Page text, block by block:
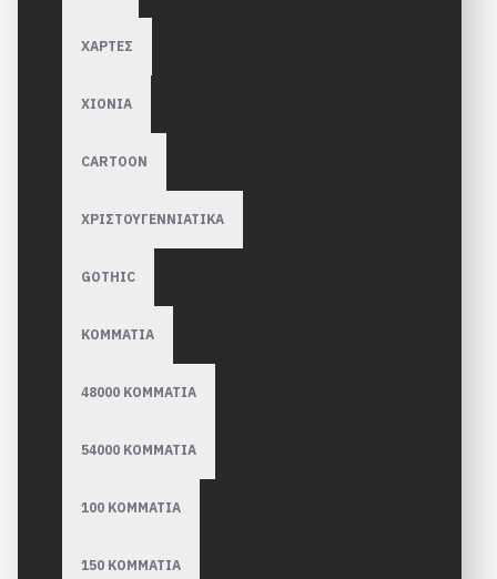
ΧΑΡΤΕΣ
ΧΙΟΝΙΑ
CARTOON
ΧΡΙΣΤΟΥΓΕΝΝΙΑΤΙΚΑ
GOTHIC
ΚΟΜΜΑΤΙΑ
48000 ΚΟΜΜΑΤΙΑ
54000 ΚΟΜΜΑΤΙΑ
100 ΚΟΜΜΑΤΙΑ
150 ΚΟΜΜΑΤΙΑ